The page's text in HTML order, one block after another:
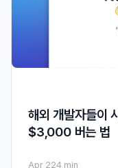
해외 개발자들이
$3,000 버는 법
Apr 224 min